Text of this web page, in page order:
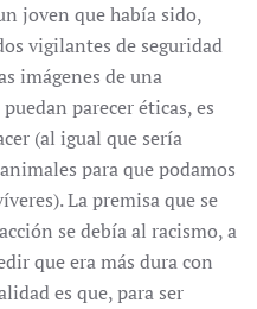
joven que había sido,
vigilantes de seguridad
imágenes de una
parecer éticas, es
(al igual que sería
para que podamos
La premisa que se
se debía al racismo, a
que era más dura con
es que, para ser